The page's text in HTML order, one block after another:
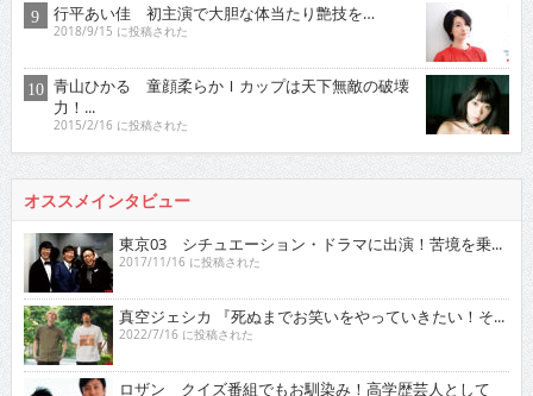
行平あい佳 初主演で大胆な体当たり艶技を…
2018/9/15 に投稿された
青山ひかる 童顔柔らかＩカップは天下無敵の破壊
力！...
2015/2/16 に投稿された
オススメインタビュー
東京03 シチュエーション・ドラマに出演！苦境を乗...
2017/11/16 に投稿された
真空ジェシカ 『死ぬまでお笑いをやっていきたい！そ...
2022/7/16 に投稿された
ロザン クイズ番組でもお馴染み！高学歴芸人として